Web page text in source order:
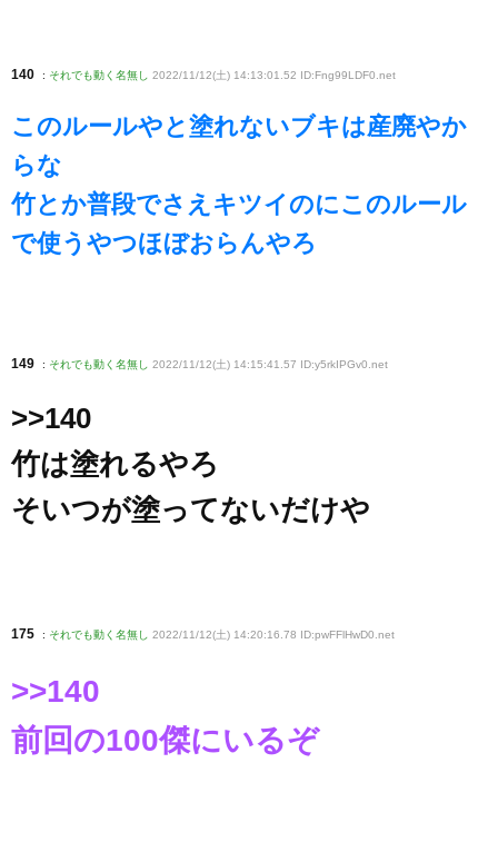
140 : それでも動く名無し 2022/11/12(土) 14:13:01.52 ID:Fng99LDF0 .net
このルールやと塗れないブキは産廃やか
らな
竹とか普段でさえキツイのにこのルール
で使うやつほぼおらんやろ
149 : それでも動く名無し 2022/11/12(土) 14:15:41.57 ID:y5rkIPGv0 .net
>>140
竹は塗れるやろ
そいつが塗ってないだけや
175 : それでも動く名無し 2022/11/12(土) 14:20:16.78 ID:pwFFlHwD0.net
>>140
前回の100傑にいるぞ